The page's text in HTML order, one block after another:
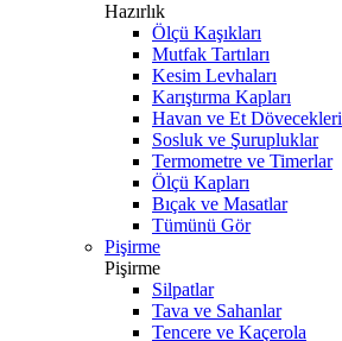
Hazırlık
Ölçü Kaşıkları
Mutfak Tartıları
Kesim Levhaları
Karıştırma Kapları
Havan ve Et Dövecekleri
Sosluk ve Şurupluklar
Termometre ve Timerlar
Ölçü Kapları
Bıçak ve Masatlar
Tümünü Gör
Pişirme
Pişirme
Silpatlar
Tava ve Sahanlar
Tencere ve Kaçerola